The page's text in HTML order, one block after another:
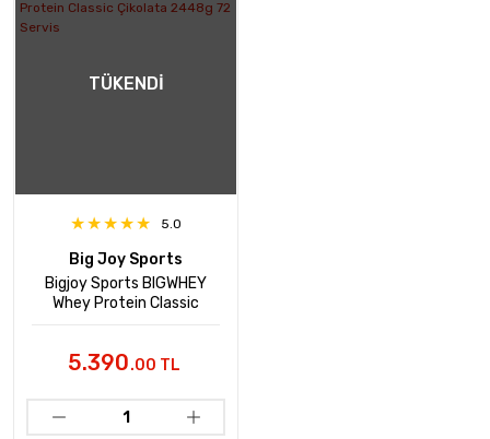
TÜKENDI
5.0
Big Joy Sports
Bigjoy Sports BIGWHEY
Whey Protein Classic
5.390.00 TL